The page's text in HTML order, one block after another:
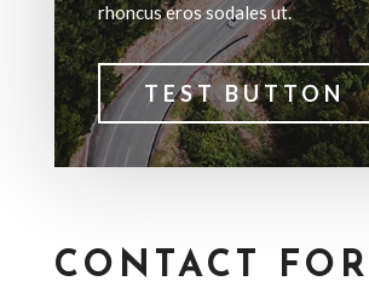
rhoncus eros sodales ut.
TEST BUTTON
CONTACT